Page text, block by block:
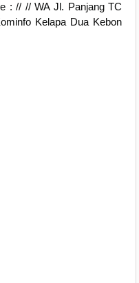
: // // WA Jl. Panjang TC
Kelapa Dua Kebon